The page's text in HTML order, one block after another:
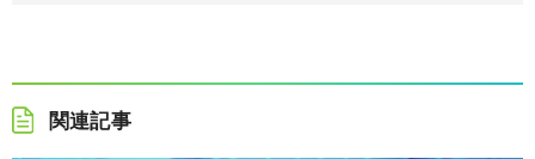
関連記事